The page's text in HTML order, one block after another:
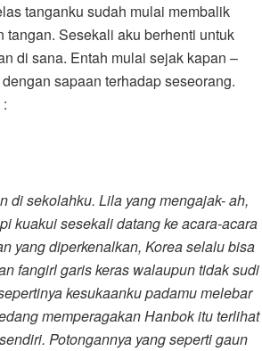
tanganku sudah mulai membalik
Sesekali aku berhenti untuk
di sana. Entah mulai sejak kapan –
sapaan terhadap seseorang.
di sekolahku. Lila yang mengajak- ah,
kuakui sesekali datang ke acara-acara
yang diperkenalkan, Korea selalu bisa
fangirl garis keras walaupun tidak sudi
kesukaanku padamu melebar
memperagakan Hanbok itu terlihat
Potongannya yang seperti gaun